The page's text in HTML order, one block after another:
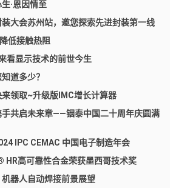
·恩因情至
大会苏州站，邀您探索先进封装第一线
低接触热阻
看显示技术的前世今生
道多少？
来领取~升级版IMC增长计算器
共启未来章——铟泰中国二十周年庆圆满
IPC CEMAC 中国电子制造年会
高可靠性合金荣获墨西哥技术奖
器人自动焊接前景展望